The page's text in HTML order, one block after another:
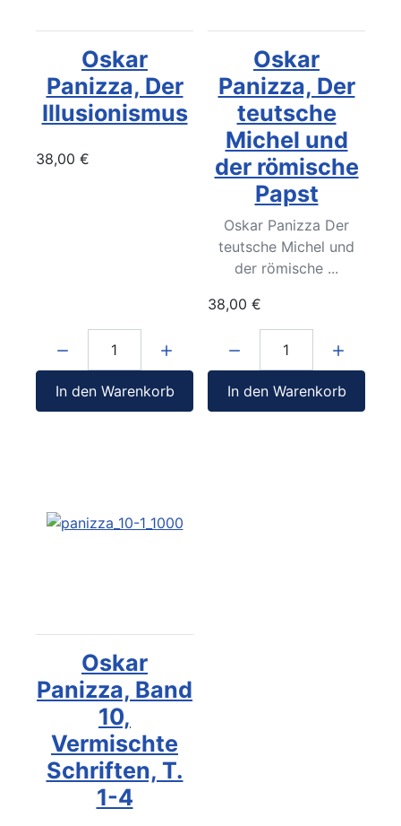
Oskar
Panizza, Der
Illusionismus
38,00 €
In den Warenkorb
Oskar
Panizza, Der
teutsche
Michel und
der römische
Papst
Oskar Panizza Der
teutsche Michel und
der römische ...
38,00 €
In den Warenkorb
Oskar
Panizza, Band
10,
Vermischte
Schriften, T.
1-4